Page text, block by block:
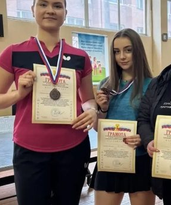
городок
служба
культуры и творчества
оздоровительный центр
гражданско-патриотического
и просвещения
ОБЩЕСТВЕННЫЕ ОРГАНИЗАЦИИ
Питание
Центр культуры и творчества